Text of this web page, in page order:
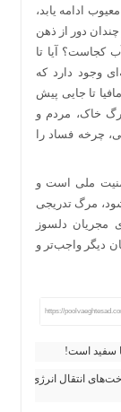
ادامه یابد،
دور از ذهن
کجاست؟ آیا تا
وجود دارد که
تا جایی پیش
خاک، مردم و
چرخه فساد را
ملی است و
مرگ تدریجی
مجریان دلسوز
دیگر واجب‌تر و
https://
سفید است!
انتقال انرژی